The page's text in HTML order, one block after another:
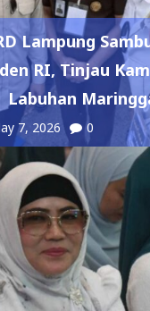
RI, Tinjau
Labuhan
7, 2026 0
Dukung